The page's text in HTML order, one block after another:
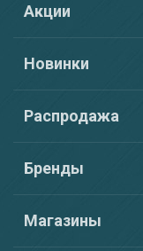
Акции
Новинки
Распродажа
Бренды
Магазины